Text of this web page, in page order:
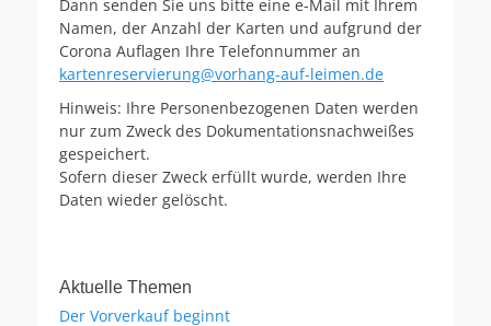
Dann senden Sie uns bitte eine e-Mail mit Ihrem
Namen, der Anzahl der Karten und aufgrund der
Corona Auflagen Ihre Telefonnummer an
kartenreservierung@vorhang-auf-leimen.de
Hinweis: Ihre Personenbezogenen Daten werden
nur zum Zweck des Dokumentationsnachweißes
gespeichert.
Sofern dieser Zweck erfüllt wurde, werden Ihre
Daten wieder gelöscht.
Aktuelle Themen
Der Vorverkauf beginnt